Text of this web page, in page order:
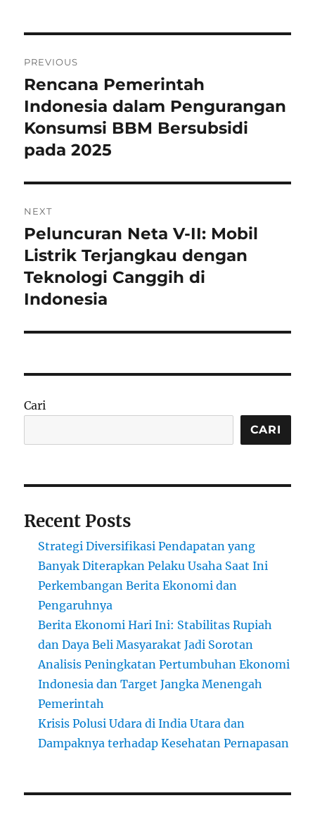
pos
PREVIOUS
Previous
post:
Rencana Pemerintah
Indonesia dalam Pengurangan
Konsumsi BBM Bersubsidi
pada 2025
NEXT
Next
post:
Peluncuran Neta V-II: Mobil
Listrik Terjangkau dengan
Teknologi Canggih di
Indonesia
Cari
CARI
Recent Posts
Strategi Diversifikasi Pendapatan yang
Banyak Diterapkan Pelaku Usaha Saat Ini
Perkembangan Berita Ekonomi dan
Pengaruhnya
Berita Ekonomi Hari Ini: Stabilitas Rupiah
dan Daya Beli Masyarakat Jadi Sorotan
Analisis Peningkatan Pertumbuhan Ekonomi
Indonesia dan Target Jangka Menengah
Pemerintah
Krisis Polusi Udara di India Utara dan
Dampaknya terhadap Kesehatan Pernapasan